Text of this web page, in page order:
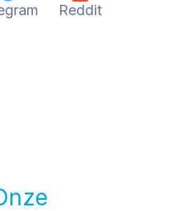
Reddit